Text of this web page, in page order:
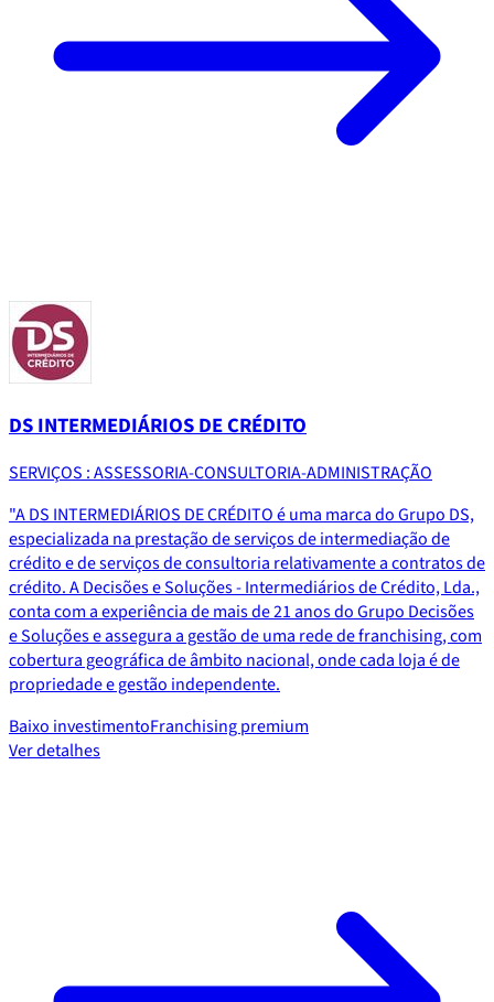
DS INTERMEDIÁRIOS DE CRÉDITO
SERVIÇOS : ASSESSORIA-CONSULTORIA-ADMINISTRAÇÃO
"A DS INTERMEDIÁRIOS DE CRÉDITO é uma marca do Grupo DS,
especializada na prestação de serviços de intermediação de
crédito e de serviços de consultoria relativamente a contratos de
crédito. A Decisões e Soluções - Intermediários de Crédito, Lda.,
conta com a experiência de mais de 21 anos do Grupo Decisões
e Soluções e assegura a gestão de uma rede de franchising, com
cobertura geográfica de âmbito nacional, onde cada loja é de
propriedade e gestão independente.
Baixo investimentoFranchising premium
Ver detalhes